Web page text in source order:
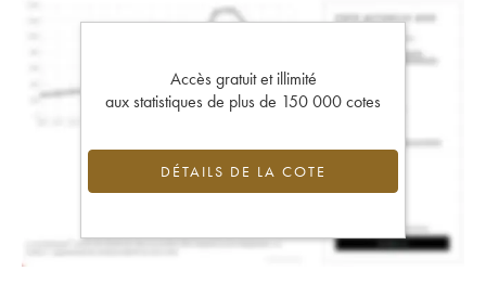
Accès gratuit et illimité
aux statistiques de plus de 150 000 cotes
DÉTAILS DE LA COTE